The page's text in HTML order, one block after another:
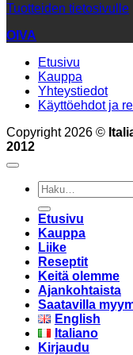
Tuotteiden tietosivulle
OIVA
Etusivu
Kauppa
Yhteystiedot
Käyttöehdot ja
Copyright 2026 ©
2012
Etsi:
Etusivu
Kauppa
Liike
Reseptit
Keitä olemme
Ajankohtaista
Saatavilla
English
Italiano
Kirjaudu